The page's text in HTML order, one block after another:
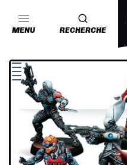
MENU RECHERCHE